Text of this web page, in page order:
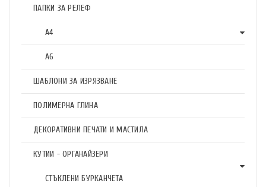
ПАПКИ ЗА РЕЛЕФ
А4
А6
ШАБЛОНИ ЗА ИЗРЯЗВАНЕ
ПОЛИМЕРНА ГЛИНА
ДЕКОРАТИВНИ ПЕЧАТИ И МАСТИЛА
КУТИИ - ОРГАНАЙЗЕРИ
СТЪКЛЕНИ БУРКАНЧЕТА